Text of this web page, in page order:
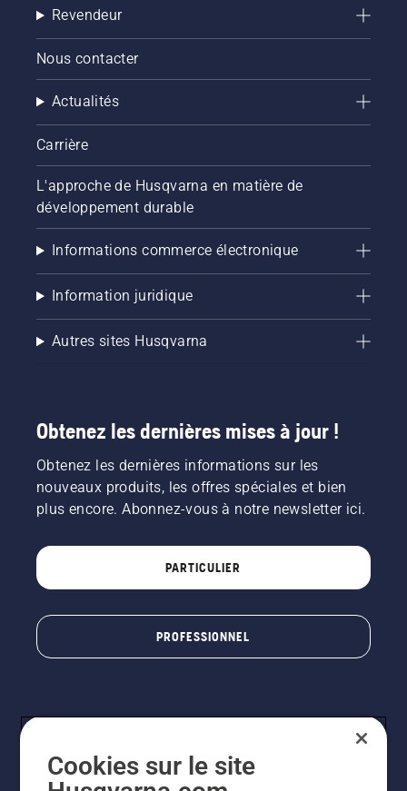
Revendeur
Nous contacter
Actualités
Carrière
L'approche de Husqvarna en matière de
développement durable
Informations commerce électronique
Information juridique
Autres sites Husqvarna
Obtenez les dernières mises à jour !
Obtenez les dernières informations sur les
nouveaux produits, les offres spéciales et bien
plus encore. Abonnez-vous à notre newsletter ici.
PARTICULIER
PROFESSIONNEL
Cookies sur le site